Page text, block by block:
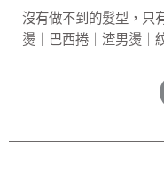
沒有做不到的髮型，只
燙｜巴西捲｜渣男燙｜